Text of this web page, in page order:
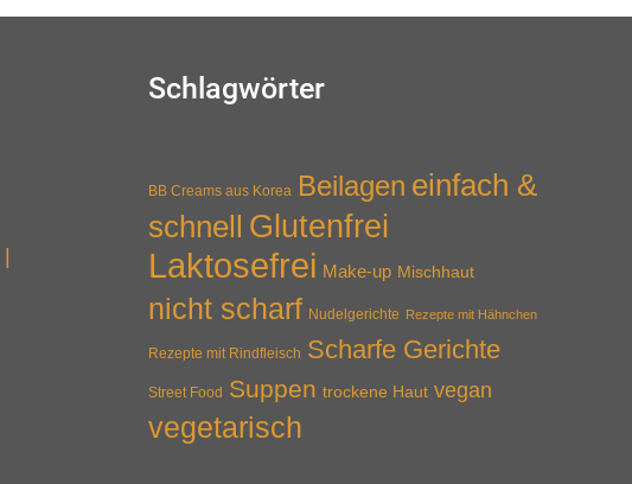
Schlagwörter
BB Creams aus Korea Beilagen einfach &
schnell Glutenfrei
Laktosefrei Make-up Mischhaut
nicht scharf Nudelgerichte Rezepte mit Hähnchen
Rezepte mit Rindfleisch Scharfe Gerichte
Street Food Suppen trockene Haut vegan
vegetarisch